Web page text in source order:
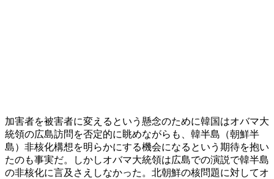
加害者を被害者に変えるという懸念のために韓国はオバマ大
統領の広島訪問を否定的に眺めながらも、韓半島（朝鮮半
島）非核化構想を明らかにする機会になるという期待を抱い
たのも事実だ。しかしオバマ大統領は広島での演説で韓半島
の非核化に言及さえしなかった。北朝鮮の核問題に対してオ